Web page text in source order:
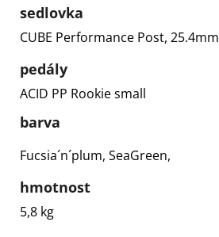
sedlovka
CUBE Performance Post, 25.4mm
pedály
ACID PP Rookie small
barva
Fucsia´n´plum, SeaGreen,
hmotnost
5,8 kg